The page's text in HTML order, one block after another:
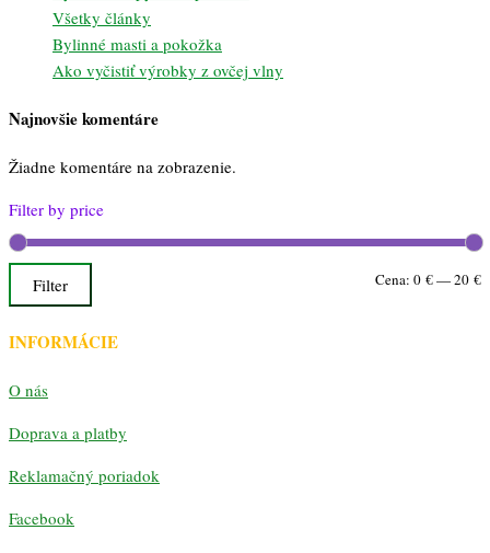
Všetky články
Bylinné masti a pokožka
Ako vyčistiť výrobky z ovčej vlny
Najnovšie komentáre
Žiadne komentáre na zobrazenie.
Filter by price
Filter Cena: 0 €—20 €
INFORMÁCIE
O nás
Doprava a platby
Reklamačný poriadok
Facebook